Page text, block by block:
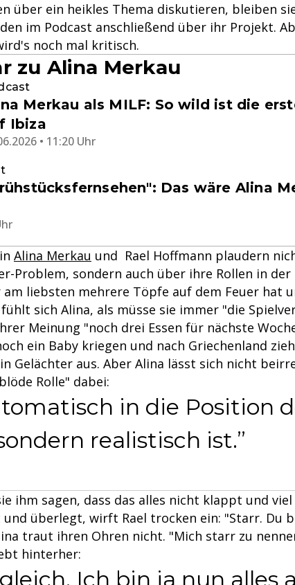
über ein heikles Thema diskutieren, bleiben
im Podcast anschließend über ihr Projekt.
noch mal kritisch.
zu Alina Merkau
Merkau als MILF: So wild ist die
Ibiza
• 11:20 Uhr
Das wäre Alina
Alina Merkau und Rael Hoffmann plaudern
Problem, sondern auch über ihre Rollen in der
am liebsten mehrere Töpfe auf dem Feuer hat
sich Alina, als müsse sie immer "die
Meinung "noch drei Essen für nächste
ein Baby kriegen und nach Griechenland
Gelächter aus. Aber Alina lässt sich nicht
Rolle" dabei:
in die Position
realistisch ist.
ihm sagen, dass das alles nicht klappt und
überlegt, wirft Rael trocken ein: "Starr. Du
traut ihren Ohren nicht. "Mich starr zu
hinterher:
Ich bin ja nun alles